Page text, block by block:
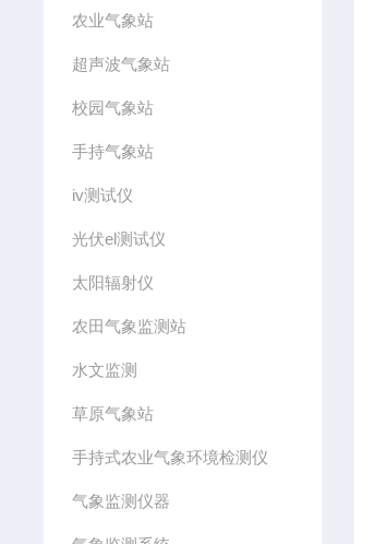
农业气象站
超声波气象站
校园气象站
手持气象站
iv测试仪
光伏el测试仪
太阳辐射仪
农田气象监测站
水文监测
草原气象站
手持式农业气象环境检测仪
气象监测仪器